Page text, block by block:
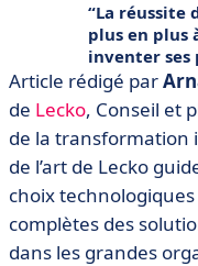
La réussite
plus en plus
inventer ses
Article rédigé par
de Lecko, Conseil et
de la transformation
de l’art de Lecko
choix
complètes des
dans les grandes